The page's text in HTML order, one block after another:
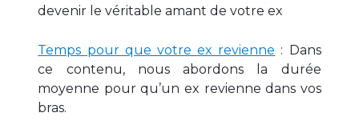
devenir le véritable amant de votre ex
Temps pour que votre ex revienne : Dans
ce contenu, nous abordons la durée
moyenne pour qu’un ex revienne dans vos
bras.